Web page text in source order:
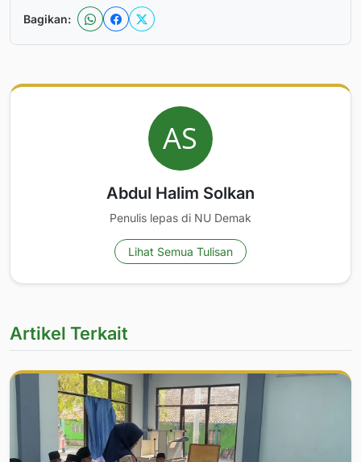
Bagikan:
Abdul Halim Solkan
Penulis lepas di NU Demak
Lihat Semua Tulisan
Artikel Terkait